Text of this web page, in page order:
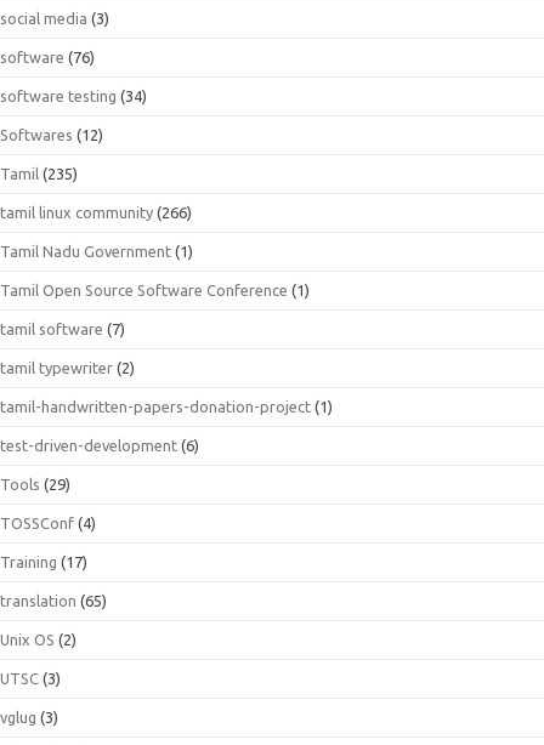
social media (3)
software (76)
software testing (34)
Softwares (12)
Tamil (235)
tamil linux community (266)
Tamil Nadu Government (1)
Tamil Open Source Software Conference (1)
tamil software (7)
tamil typewriter (2)
tamil-handwritten-papers-donation-project (1)
test-driven-development (6)
Tools (29)
TOSSConf (4)
Training (17)
translation (65)
Unix OS (2)
UTSC (3)
vglug (3)